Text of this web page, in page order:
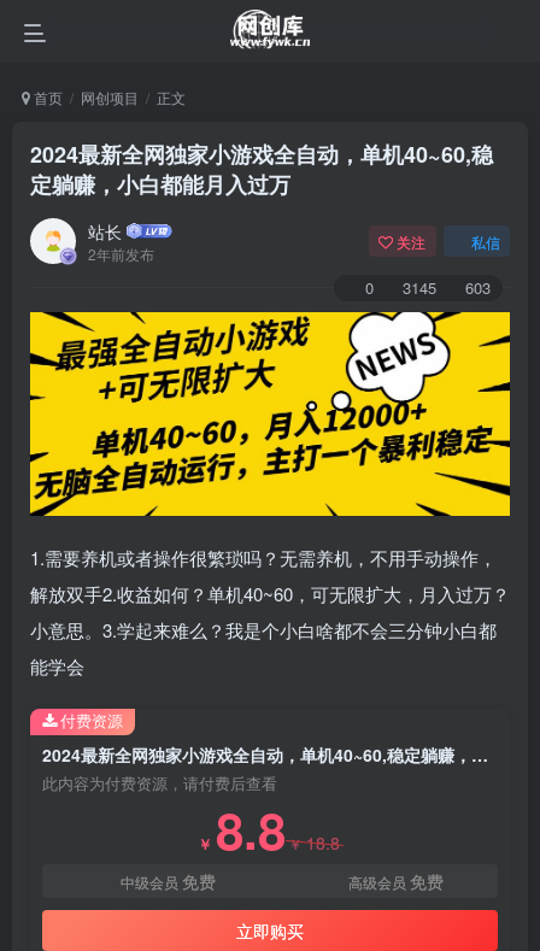
首页 网创项目 正文
2024最新全网独家小游戏全自动，单机40~60,稳
定躺赚，小白都能月入过万
站长
2年前发布
关注 私信
0 3145 603
1.需要养机或者操作很繁琐吗？无需养机，不用手动操作，
解放双手2.收益如何？单机40~60，可无限扩大，月入过万？
小意思。3.学起来难么？我是个小白啥都不会三分钟小白都
能学会
2024最新全网独家小游戏全自动，单机40~60,稳定躺赚，小白都能月入过万
此内容为付费资源，请付费后查看
￥ 8.8￥18.8
中级会员 免费 高级会员 免费
立即购买
付费资源